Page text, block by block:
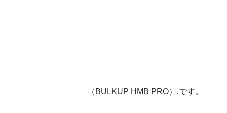
（BULKUP HMB PRO）,です。